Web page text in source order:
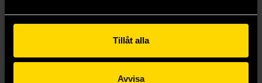
Tillåt alla
Avvisa
219 kr
Beställ